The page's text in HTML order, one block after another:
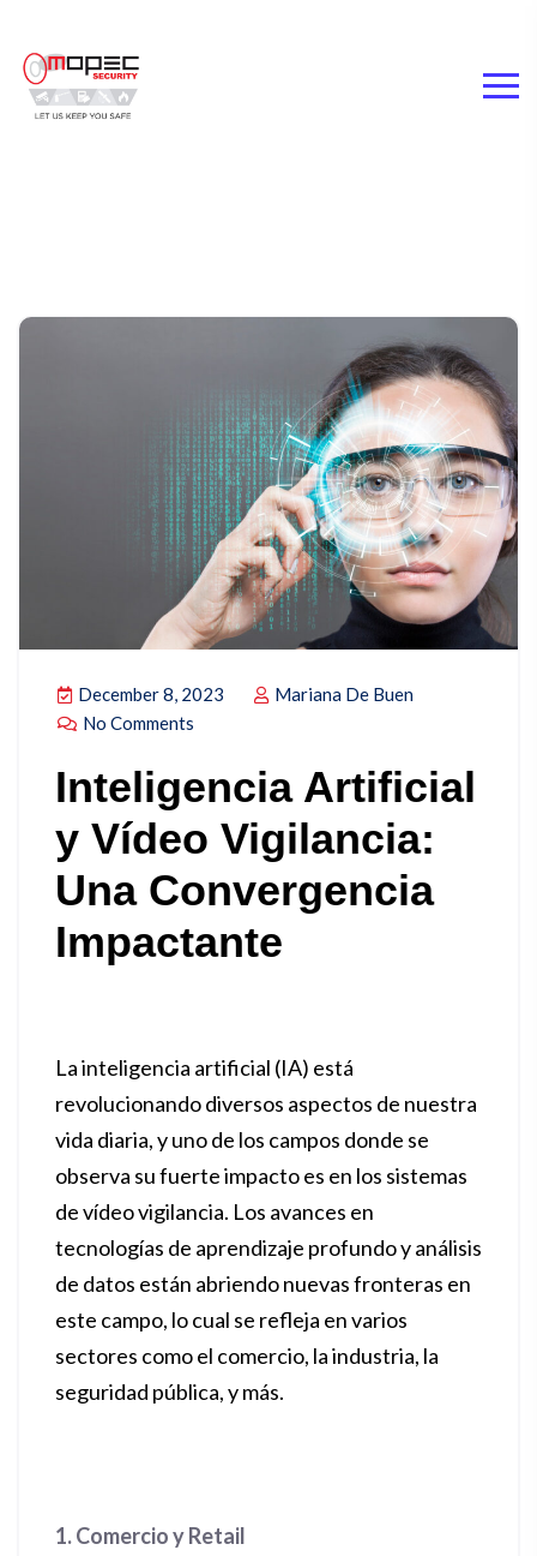
December 8, 2023
Mariana De Buen
No Comments
Inteligencia Artificial
y Vídeo Vigilancia:
Una Convergencia
Impactante
La inteligencia artificial (IA) está
revolucionando diversos aspectos de nuestra
vida diaria, y uno de los campos donde se
observa su fuerte impacto es en los sistemas
de vídeo vigilancia. Los avances en
tecnologías de aprendizaje profundo y análisis
de datos están abriendo nuevas fronteras en
este campo, lo cual se refleja en varios
sectores como el comercio, la industria, la
seguridad pública, y más.
1. Comercio y Retail